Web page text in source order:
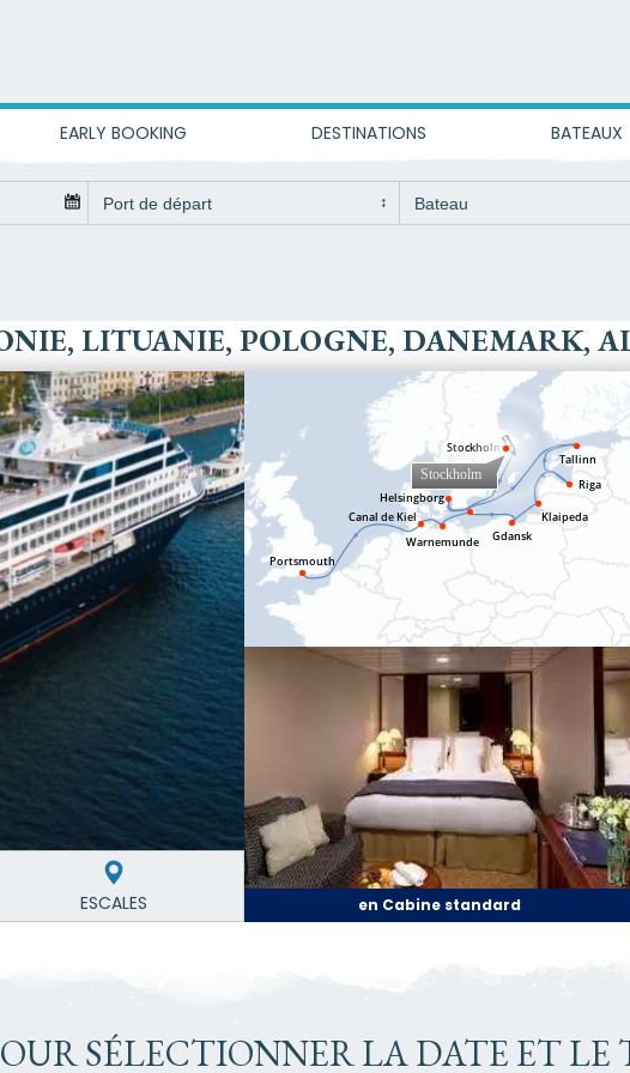
EARLY BOOKING DESTINATIONS BATEAUX
LITUANIE, POLOGNE, DANEMARK,
ESCALES en Cabine standard
SÉLECTIONNER LA DATE ET LE